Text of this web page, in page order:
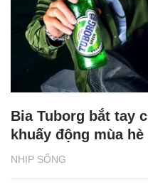
NHỊP SỐNG
Bia Tuborg bắt tay
khuấy động mùa hè